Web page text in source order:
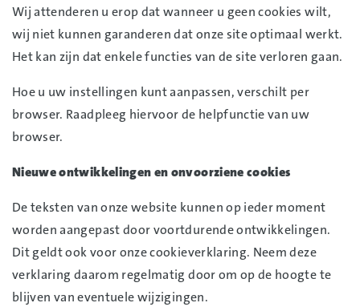
Wij attenderen u erop dat wanneer u geen cookies wilt,
wij niet kunnen garanderen dat onze site optimaal werkt.
Het kan zijn dat enkele functies van de site verloren gaan.
Hoe u uw instellingen kunt aanpassen, verschilt per
browser. Raadpleeg hiervoor de helpfunctie van uw
browser.
Nieuwe ontwikkelingen en onvoorziene cookies
De teksten van onze website kunnen op ieder moment
worden aangepast door voortdurende ontwikkelingen.
Dit geldt ook voor onze cookieverklaring. Neem deze
verklaring daarom regelmatig door om op de hoogte te
blijven van eventuele wijzigingen.